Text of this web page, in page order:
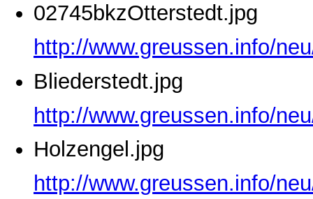
02745bkzOtterstedt.jpg
http://www.greussen.info/
Bliederstedt.jpg
http://www.greussen.info/
Holzengel.jpg
http://www.greussen.info/